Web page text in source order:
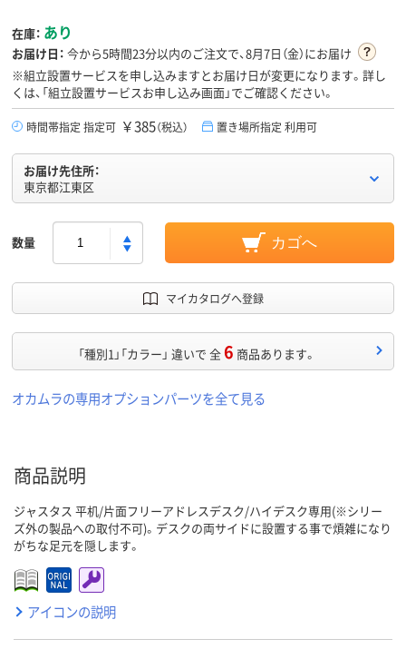
在庫： あり
お届け日： 今から5時間23分以内のご注文で、8月7日（金）にお届け
※組立設置サービスを申し込みますとお届け日が変更になります。詳し
くは、「組立設置サービスお申し込み画面」でご確認ください。
時間帯指定 指定可 ￥385（税込） 置き場所指定 利用可
お届け先住所：
東京都江東区
数量 カゴへ
マイカタログへ登録
「種別1」「カラー」 違いで 全6 商品あります。
オカムラの専用オプションパーツを全て見る
商品説明
ジャスタス 平机/片面フリーアドレスデスク/ハイデスク専用(※シリー
ズ外の製品への取付不可)。デスクの両サイドに設置する事で煩雑になり
がちな足元を隠します。
アイコンの説明